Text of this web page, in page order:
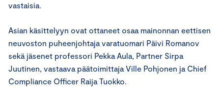
vastaisia.
Asian käsittelyyn ovat ottaneet osaa mainonnan eettisen
neuvoston puheenjohtaja varatuomari Päivi Romanov
sekä jäsenet professori Pekka Aula, Partner Sirpa
Juutinen, vastaava päätoimittaja Ville Pohjonen ja Chief
Compliance Officer Raija Tuokko.